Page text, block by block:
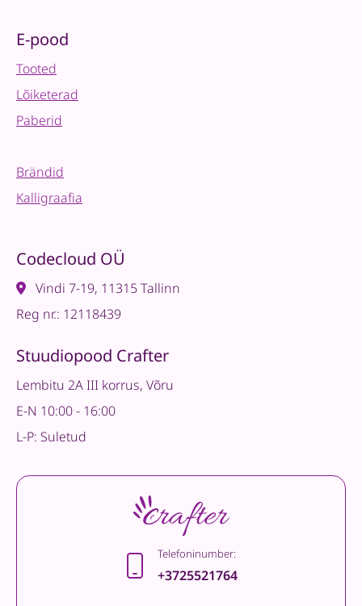
E-pood
Tooted
Lõiketerad
Paberid
Brändid
Kalligraafia
Codecloud OÜ
Vindi 7-19, 11315 Tallinn
Reg nr.: 12118439
Stuudiopood Crafter
Lembitu 2A III korrus, Võru
E-N 10:00 - 16:00
L-P: Suletud
Telefoninumber:
+3725521764